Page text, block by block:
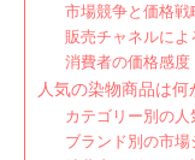
市場競争と価格戦
販売チャネルによ
消費者の価格感度
人気の染物商品は何
カテゴリー別の人
ブランド別の市場